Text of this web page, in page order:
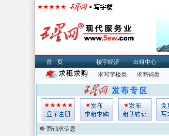
首页 楼宇经济 出租中心
求写字楼类
求商铺类
商铺求信息